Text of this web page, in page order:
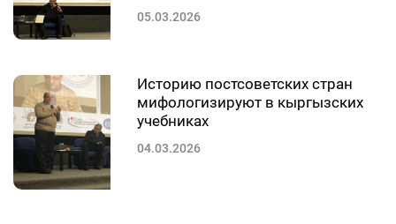
05.03.2026
Историю постсоветских стран
мифологизируют в кыргызских
учебниках
04.03.2026